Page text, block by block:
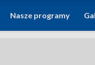
Nasze programy